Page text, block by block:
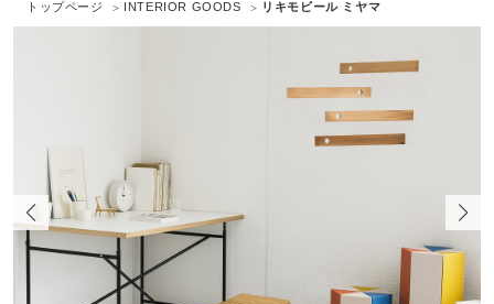
トップページ INTERIOR GOODS リキモビール ミヤマ